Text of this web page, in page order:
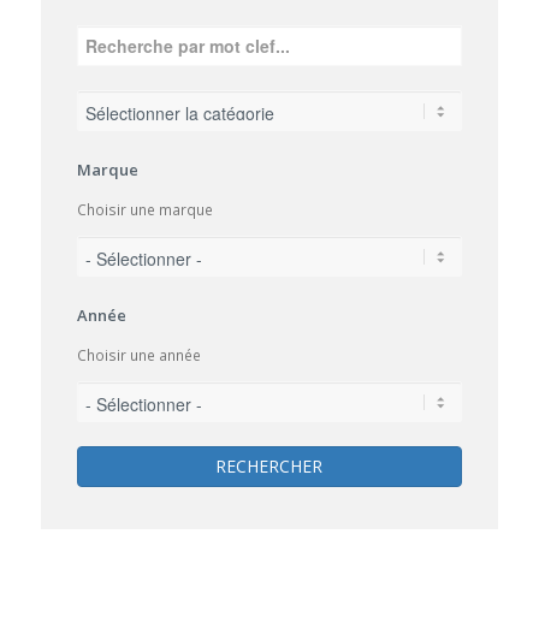
Marque
Choisir une marque
Année
Choisir une année
RECHERCHER